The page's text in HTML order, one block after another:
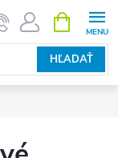
HĽADAŤ
KOŠÍK